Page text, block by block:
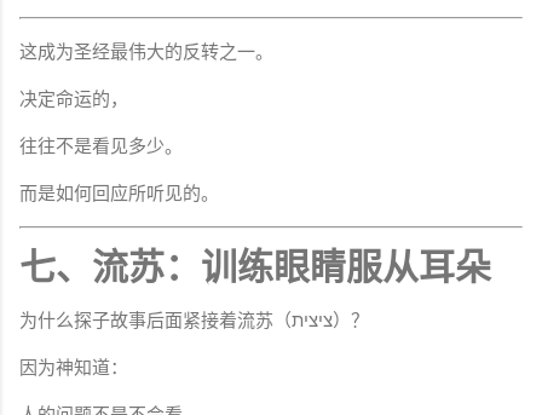
这成为圣经最伟大的反转之一。
决定命运的，
往往不是看见多少。
而是如何回应所听见的。
七、流苏：训练眼睛服从耳朵
为什么探子故事后面紧接着流苏（ציצית）？
因为神知道：